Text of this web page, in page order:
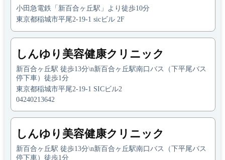
小田急電鉄「新百合ヶ丘駅」より徒歩10分
東京都稲城市平尾2-19-1 sicビル 2F
しんゆり美容健康クリニック
新百合ヶ丘駅 徒歩13分\n新百合ヶ丘駅南口バス（下平尾バス
停下車）徒歩1分
東京都稲城市平尾2-19-1 SICビル2
04240213642
しんゆり美容健康クリニック
新百合ヶ丘駅 徒歩13分\n新百合ヶ丘駅南口バス（下平尾バス
停下車）徒歩1分